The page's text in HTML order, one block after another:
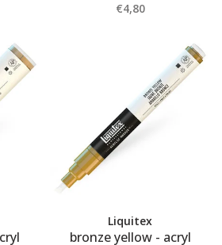
€4,80
Liquitex
bronze yellow - acryl